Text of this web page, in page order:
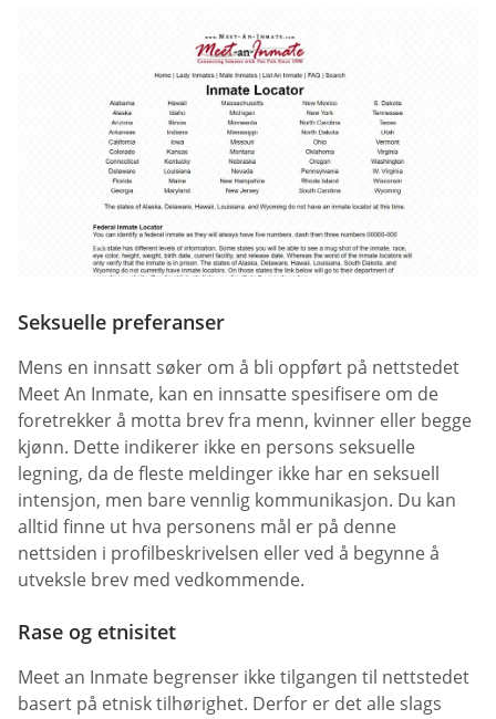
Seksuelle preferanser
Mens en innsatt søker om å bli oppført på nettstedet
Meet An Inmate, kan en innsatte spesifisere om de
foretrekker å motta brev fra menn, kvinner eller begge
kjønn. Dette indikerer ikke en persons seksuelle
legning, da de fleste meldinger ikke har en seksuell
intensjon, men bare vennlig kommunikasjon. Du kan
alltid finne ut hva personens mål er på denne
nettsiden i profilbeskrivelsen eller ved å begynne å
utveksle brev med vedkommende.
Rase og etnisitet
Meet an Inmate begrenser ikke tilgangen til nettstedet
basert på etnisk tilhørighet. Derfor er det alle slags